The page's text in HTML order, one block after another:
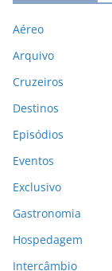
Aéreo
Arquivo
Cruzeiros
Destinos
Episódios
Eventos
Exclusivo
Gastronomia
Hospedagem
Intercâmbio